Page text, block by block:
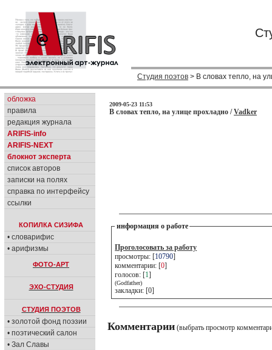
Студия поэтов > В словах тепло, на
обложка
правила
редакция журнала
ARIFIS-info
ARIFIS-NEXT
блокнот эксперта
список авторов
записки на полях
справка по интерфейсу
ссылки
КОПИЛКА СИЗИФА
• словарифис
• арифизмы
ФОТО-АРТ
ЭХО-СТУДИЯ
СТУДИЯ ПОЭТОВ
• золотой фонд поэзии
• поэтический салон
• Зал Славы
2009-05-23 11:53
В словах тепло, на улице прохладно /Vadker
информация о работе
Проголосовать за работу
просмотры: [10790]
комментарии: [0]
голосов: [1]
(Godfather)
закладки: [0]
Комментарии (выбрать просмотр